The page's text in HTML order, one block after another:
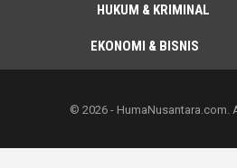
HUKUM & KRIMINAL
EKONOMI & BISNIS
© 2026 - HumaNusantara.com.